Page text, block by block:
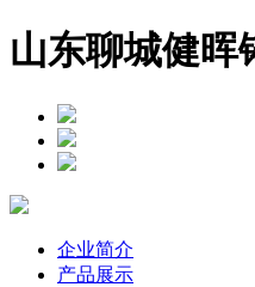
山东聊城健晖
企业简介
产品展示